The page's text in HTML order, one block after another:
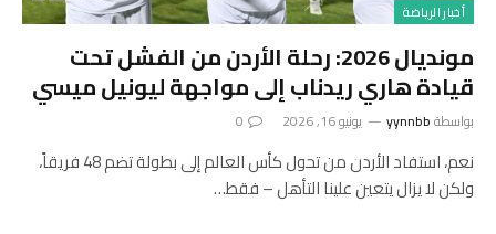
أخبار الرياضة
مونديال 2026: رحلة الأردن من الفشل تحت
قيادة هاري ريدناب إلى مواجهة ليونيل ميسي
بواسطةyynnbb يونيو 16, 2026 0
نعم، استفاد الأردن من تحول كأس العالم إلى بطولة تضم 48 فريقاً،
ولكن لا يزال يتعين علينا التأهل – فقط…